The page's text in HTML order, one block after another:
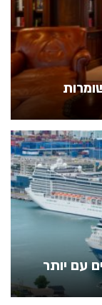
עם יותר